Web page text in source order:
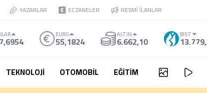
YAZARLAR ECZANELER RESMİ İLANLAR
EURO
55,1824 ALTIN
6.662,10 BIST
TEKNOLOJİ OTOMOBİL
EĞİTİM